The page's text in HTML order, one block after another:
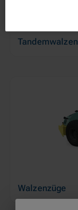
Tandemwalzen
Walzenzüge